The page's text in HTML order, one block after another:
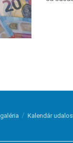
Kalendár